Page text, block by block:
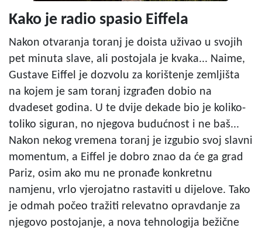
Kako je radio spasio Eiffela
Nakon otvaranja toranj je doista uživao u svojih
pet minuta slave, ali postojala je kvaka... Naime,
Gustave Eiffel je dozvolu za korištenje zemljišta
na kojem je sam toranj izgrađen dobio na
dvadeset godina. U te dvije dekade bio je koliko-
toliko siguran, no njegova budućnost i ne baš...
Nakon nekog vremena toranj je izgubio svoj slavni
momentum, a Eiffel je dobro znao da će ga grad
Pariz, osim ako mu ne pronađe konkretnu
namjenu, vrlo vjerojatno rastaviti u dijelove. Tako
je odmah počeo tražiti relevatno opravdanje za
njegovo postojanje, a nova tehnologija bežične